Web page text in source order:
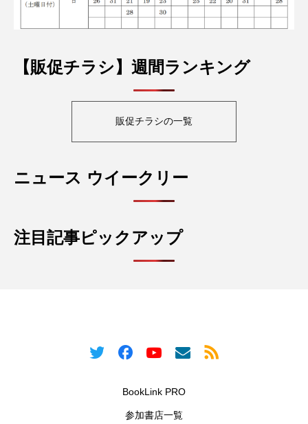
【販促チラシ】週間ランキング
販促チラシの一覧
ニュース ウイークリー
注目記事ピックアップ
BookLink PRO
参加書店一覧